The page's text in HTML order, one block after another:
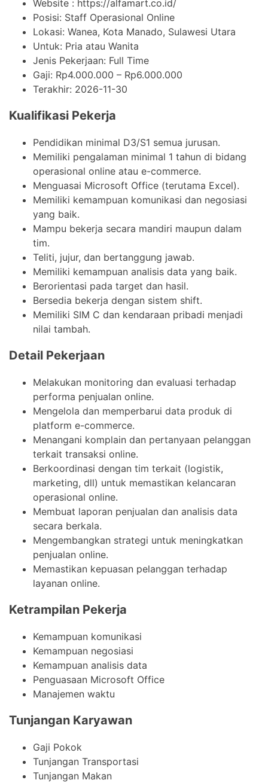
Website : https://alfamart.co.id/
Posisi: Staff Operasional Online
Lokasi: Wanea, Kota Manado, Sulawesi Utara
Untuk: Pria atau Wanita
Jenis Pekerjaan: Full Time
Gaji: Rp4.000.000 – Rp6.000.000
Terakhir: 2026-11-30
Kualifikasi Pekerja
Pendidikan minimal D3/S1 semua jurusan.
Memiliki pengalaman minimal 1 tahun di bidang
operasional online atau e-commerce.
Menguasai Microsoft Office (terutama Excel).
Memiliki kemampuan komunikasi dan negosiasi
yang baik.
Mampu bekerja secara mandiri maupun dalam
tim.
Teliti, jujur, dan bertanggung jawab.
Memiliki kemampuan analisis data yang baik.
Berorientasi pada target dan hasil.
Bersedia bekerja dengan sistem shift.
Memiliki SIM C dan kendaraan pribadi menjadi
nilai tambah.
Detail Pekerjaan
Melakukan monitoring dan evaluasi terhadap
performa penjualan online.
Mengelola dan memperbarui data produk di
platform e-commerce.
Menangani komplain dan pertanyaan pelanggan
terkait transaksi online.
Berkoordinasi dengan tim terkait (logistik,
marketing, dll) untuk memastikan kelancaran
operasional online.
Membuat laporan penjualan dan analisis data
secara berkala.
Mengembangkan strategi untuk meningkatkan
penjualan online.
Memastikan kepuasan pelanggan terhadap
layanan online.
Ketrampilan Pekerja
Kemampuan komunikasi
Kemampuan negosiasi
Kemampuan analisis data
Penguasaan Microsoft Office
Manajemen waktu
Tunjangan Karyawan
Gaji Pokok
Tunjangan Transportasi
Tunjangan Makan